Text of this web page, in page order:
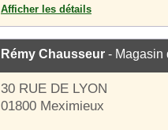
Afficher les détails
Rémy Chausseur - Magasin
30 RUE DE LYON
01800 Meximieux